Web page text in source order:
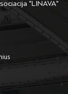
"LINAVA"